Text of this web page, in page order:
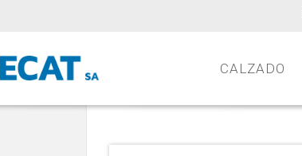
CALZADO